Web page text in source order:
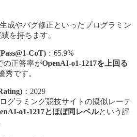
成やバグ修正といったプログラミン
を持ちます。
CoT) ：65.9%
の正答率がOpenAI-o1-1217を上回る
秀です。
：2029
グラミング競技サイトの擬似レーテ
o1-1217とほぼ同レベルという評